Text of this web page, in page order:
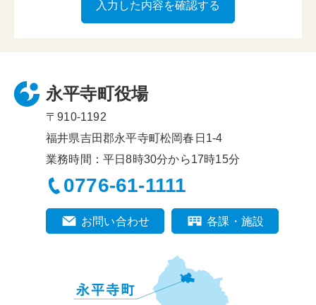
永平寺町役場
〒910-1192
福井県吉田郡永平寺町松岡春日1-4
業務時間：平日8時30分から17時15分
0776-61-1111
お問い合わせ 各課・施設